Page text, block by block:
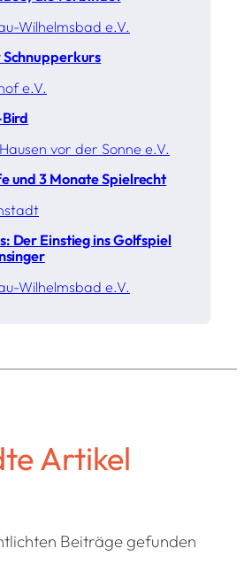
Wilhelmsbad e.V.
e.V.
vor der Sonne e.V.
und 3 Monate Spielrecht
Der Einstieg ins Golfspiel
Wilhelmsbad e.V.
Artikel
Beiträge gefunden